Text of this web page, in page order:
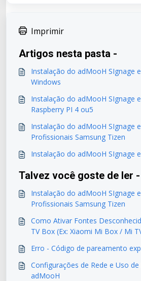
Imprimir
Artigos nesta pasta -
Instalação do adMooH SIgnage
Windows
Instalação do adMooH SIgnage
Raspberry PI 4 ou5
Instalação do adMooH SIgnage
Profissionais Samsung Tizen
Instalação do adMooH SIgnage
Talvez você goste de ler -
Instalação do adMooH SIgnage
Profissionais Samsung Tizen
Como Ativar Fontes
TV Box (Ex: Xiaomi Mi Box / Mi
Erro - Código de pareamento
Configurações de Rede e Uso
adMooH